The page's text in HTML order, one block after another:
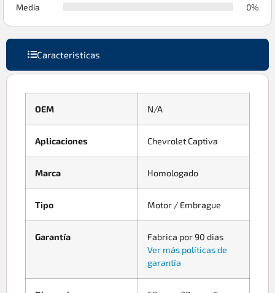
Media
0%
Caracteristicas
OEM N/A
Aplicaciones Chevrolet Captiva
Marca Homologado
Tipo Motor / Embrague
Garantía
Fabrica por 90 dias
Ver más políticas de
garantía